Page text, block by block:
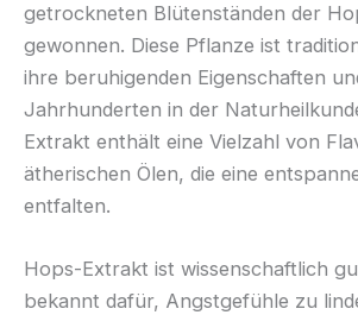
getrockneten Blütenständen der
gewonnen. Diese Pflanze ist
ihre beruhigenden Eigenschaften
Jahrhunderten in der
Extrakt enthält eine Vielzahl von
ätherischen Ölen, die eine
entfalten.
Hops-Extrakt ist wissenschaftlich
bekannt dafür, Angstgefühle zu